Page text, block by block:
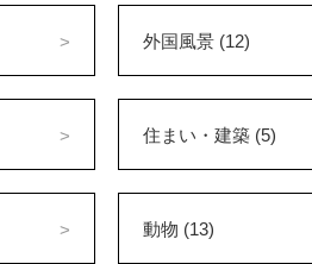
外国風景 (12)
住まい・建築 (5)
動物 (13)